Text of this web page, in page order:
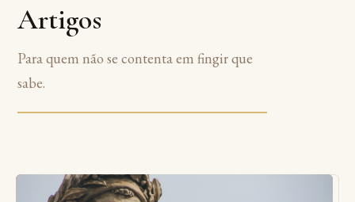
Artigos
Para quem não se contenta em fingir que
sabe.